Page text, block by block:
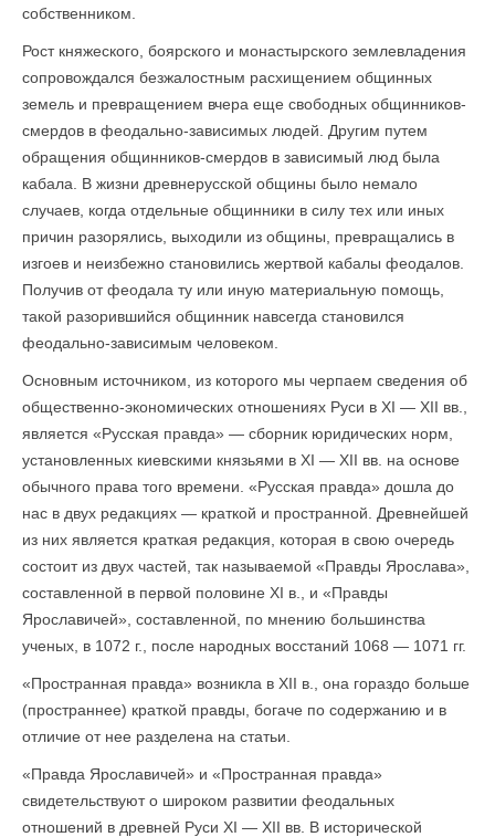
собственником.
Рост княжеского, боярского и монастырского землевладения
сопровождался безжалостным расхищением общинных
земель и превращением вчера еще свободных общинников-
смердов в феодально-зависимых людей. Другим путем
обращения общинников-смердов в зависимый люд была
кабала. В жизни древнерусской общины было немало
случаев, когда отдельные общинники в силу тех или иных
причин разорялись, выходили из общины, превращались в
изгоев и неизбежно становились жертвой кабалы феодалов.
Получив от феодала ту или иную материальную помощь,
такой разорившийся общинник навсегда становился
феодально-зависимым человеком.
Основным источником, из которого мы черпаем сведения об
общественно-экономических отношениях Руси в XI — XII вв.,
является «Русская правда» — сборник юридических норм,
установленных киевскими князьями в XI — XII вв. на основе
обычного права того времени. «Русская правда» дошла до
нас в двух редакциях — краткой и пространной. Древнейшей
из них является краткая редакция, которая в свою очередь
состоит из двух частей, так называемой «Правды Ярослава»,
составленной в первой половине XI в., и «Правды
Ярославичей», составленной, по мнению большин­ства
ученых, в 1072 г., после народных восстаний 1068 — 1071 гг.
«Пространная правда» возникла в XII в., она гораздо больше
(пространнее) краткой правды, богаче по содержанию и в
отличие от нее разделена на статьи.
«Правда Ярославичей» и «Пространная правда»
свидетельствуют о широком развитии феодальных
отношений в древней Руси XI — XII вв. В исторической